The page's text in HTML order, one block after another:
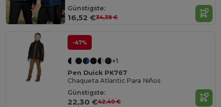
Günstigste:
16,52 €34,38 €
-47%
+1
Pen Duick PK767
Chaqueta Atlantic Para Niños
Günstigste:
22,30 €42,40 €